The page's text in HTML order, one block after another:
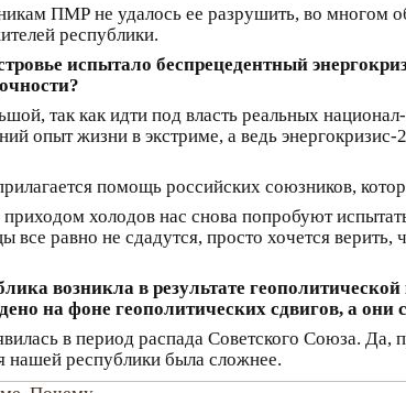
ПМР не удалось ее разрушить, во многом
республики.
испытало беспрецедентный
так как идти под власть реальных
опыт жизни в экстриме, а ведь
помощь российских союзников,
холодов нас снова попробуют
все равно не сдадутся, просто хочется
возникла в результате
на фоне геополитических сдвигов, а они
в период распада Советского Союза. Да,
нашей республики была сложнее.